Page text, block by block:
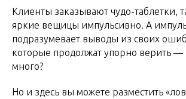
Клиенты заказывают чудо-таблетки,
яркие вещицы импульсивно. А
подразумевает выводы из своих
которые продолжат упорно верить —
много?
Но и здесь вы можете разместить